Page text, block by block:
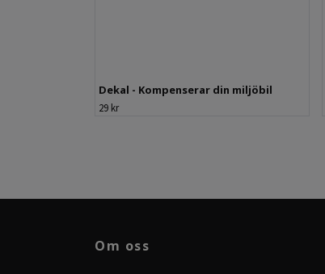
Dekal - Kompenserar din miljöbil
29 kr
Om oss